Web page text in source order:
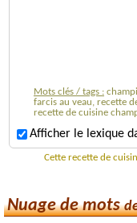
Mots clés / tags :
farcis au veau, recette
recette de cuisine
Afficher le lexique
Cette recette de
Nuage de mots